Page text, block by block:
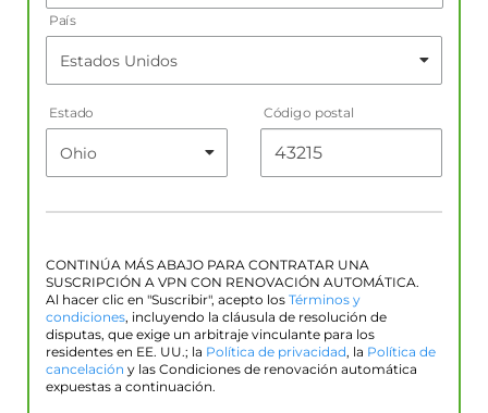
País
Estado Código postal
CONTINÚA MÁS ABAJO PARA CONTRATAR UNA
SUSCRIPCIÓN A VPN CON RENOVACIÓN AUTOMÁTICA.
Al hacer clic en "Suscribir", acepto los Términos y
condiciones, incluyendo la cláusula de resolución de
disputas, que exige un arbitraje vinculante para los
residentes en EE. UU.; la Política de privacidad, la Política de
cancelación y las Condiciones de renovación automática
expuestas a continuación.